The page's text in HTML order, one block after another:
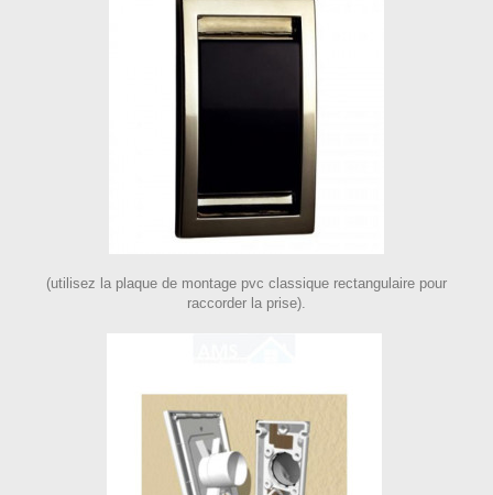
(utilisez la plaque de montage pvc classique rectangulaire pour
raccorder la prise).